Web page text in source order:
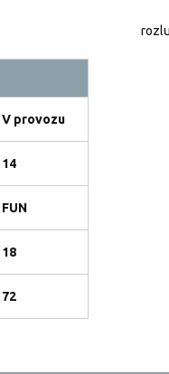
V provozu
14
FUN
18
72